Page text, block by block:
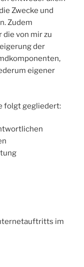
Zwecke und
Zudem
von mir zu
der
eigener
folgt gegliedert:
im